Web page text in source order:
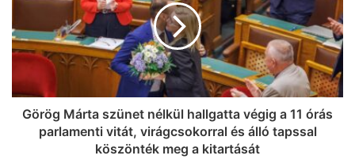
Görög Márta szünet nélkül hallgatta végig a 11 órás
parlamenti vitát, virágcsokorral és álló tapssal
köszönték meg a kitartását